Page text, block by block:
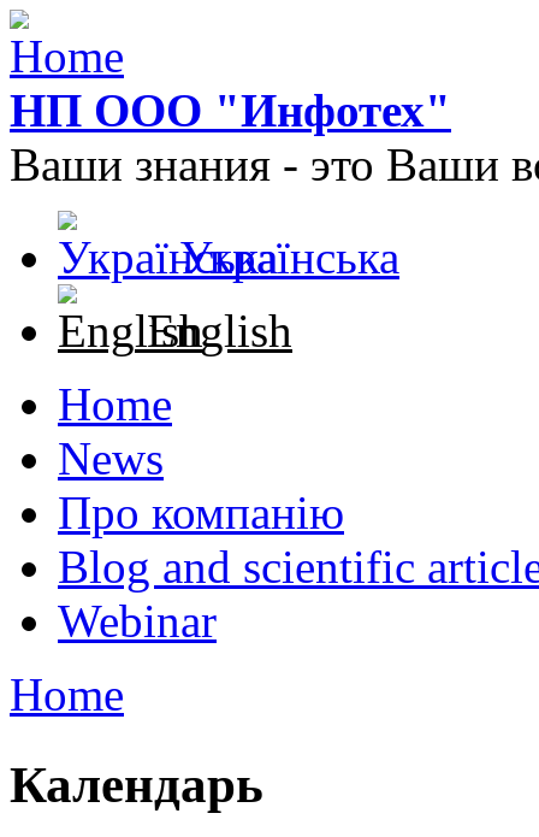
Skip to main content
НП ООО "Инфотех"
Ваши знания - это Ваши
Languages
Українська
English
Main menu
Home
News
Про компанію
Blog and scientific
Webinar
You are here
Home
Календарь